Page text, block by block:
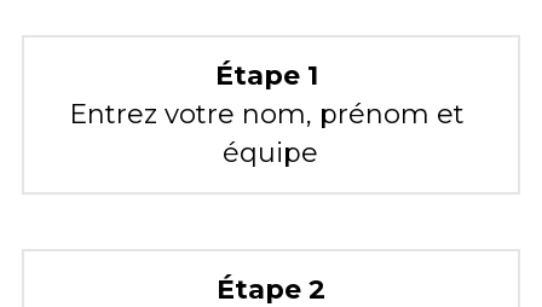
Étape 1
Entrez votre nom, prénom et
équipe
Étape 2